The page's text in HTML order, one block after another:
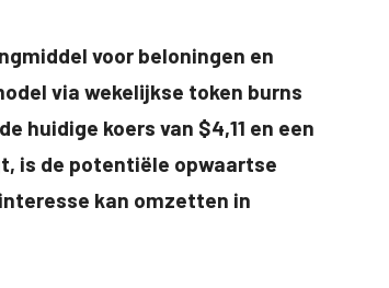
voor beloningen en
via wekelijkse token burns
huidige koers van $4,11 en een
is de potentiële opwaartse
kan omzetten in